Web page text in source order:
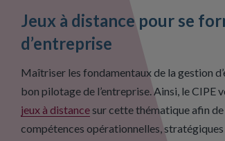
Jeux à distance pour se
d’entreprise
Maîtriser les fondamentaux de la gestion
bon pilotage de l’entreprise. Ainsi, le CIPE
jeux à distance sur cette thématique afin
compétences opérationnelles,